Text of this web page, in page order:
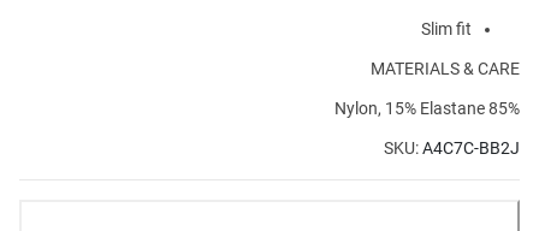
Slim fit
MATERIALS & CARE
85% Nylon, 15% Elastane
SKU:A4C7C-BB2J